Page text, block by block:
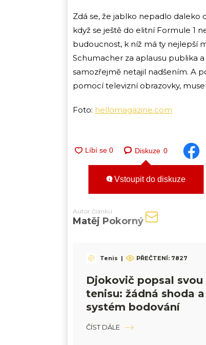
Zdá se, že jablko nepadlo daleko
když se ještě do elitní Formule 1
budoucnost, k níž má ty nejlepší
Schumacher za aplausu publika
samozřejmě netajil nadšením. A
pomocí televizní obrazovky,
Foto: hellomagazine.com
Diskuze 0
Vstoupit do diskuze
Autor článku
Matěj Pokorný
Tenis | PŘEČTENÍ: 7827
Djokovič popsal
tenisu: žádná shoda
systém bodování
ČÍST DÁLE